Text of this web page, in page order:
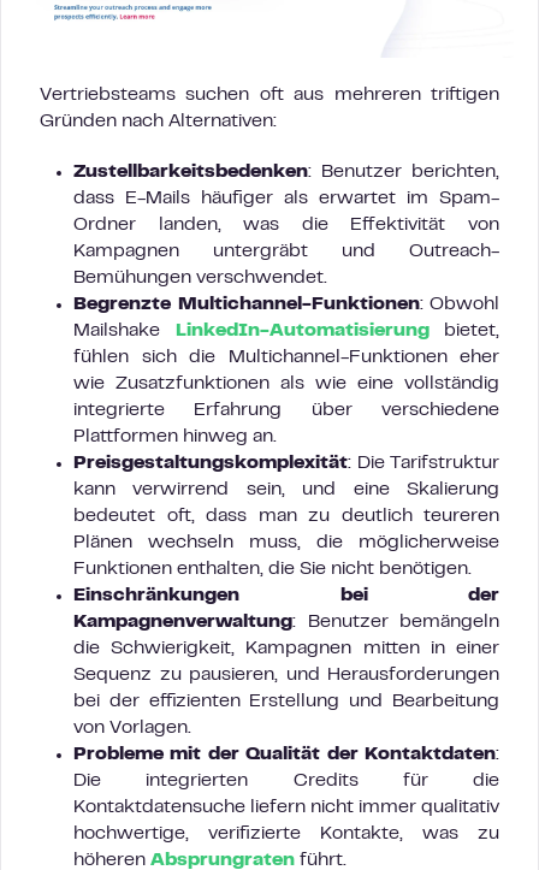
Vertriebsteams suchen oft aus mehreren triftigen
Gründen nach Alternativen:
Zustellbarkeitsbedenken: Benutzer berichten,
dass E-Mails häufiger als erwartet im Spam-
Ordner landen, was die Effektivität von
Kampagnen untergräbt und Outreach-
Bemühungen verschwendet.
Begrenzte Multichannel-Funktionen: Obwohl
Mailshake
LinkedIn-Automatisierungbietet,
fühlen sich die Multichannel-Funktionen eher
wie Zusatzfunktionen als wie eine vollständig
integrierte Erfahrung über verschiedene
Plattformen hinweg an.
Preisgestaltungskomplexität: Die Tarifstruktur
kann verwirrend sein, und eine Skalierung
bedeutet oft, dass man zu deutlich teureren
Plänen wechseln muss, die möglicherweise
Funktionen enthalten, die Sie nicht benötigen.
Einschränkungen bei der
Kampagnenverwaltung: Benutzer bemängeln
die Schwierigkeit, Kampagnen mitten in einer
Sequenz zu pausieren, und Herausforderungen
bei der effizienten Erstellung und Bearbeitung
von Vorlagen.
Probleme mit der Qualität der Kontaktdaten:
Die integrierten Credits für die
Kontaktdatensuche liefern nicht immer qualitativ
hochwertige, verifizierte Kontakte, was zu
höheren Absprungraten führt.